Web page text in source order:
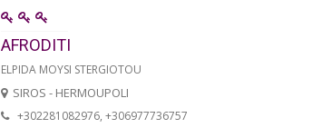
AFRODITI
ELPIDA MOYSI STERGIOTOU
SIROS - HERMOUPOLI
+302281082976, +306977736757